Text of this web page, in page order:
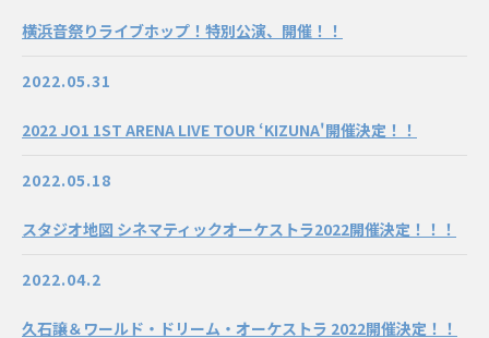
横浜音祭りライブホップ！特別公演、開催！！
2022.05.31
2022 JO1 1ST ARENA LIVE TOUR ‘KIZUNA'開催決定！！
2022.05.18
スタジオ地図 シネマティックオーケストラ2022開催決定！！！
2022.04.2
久石譲＆ワールド・ドリーム・オーケストラ 2022開催決定！！